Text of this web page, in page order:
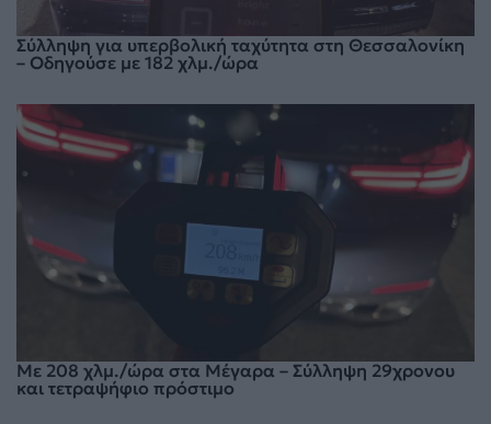
Σύλληψη για υπερβολική ταχύτητα στη Θεσσαλονίκη
– Οδηγούσε με 182 χλμ./ώρα
Με 208 χλμ./ώρα στα Μέγαρα – Σύλληψη 29χρονου
και τετραψήφιο πρόστιμο